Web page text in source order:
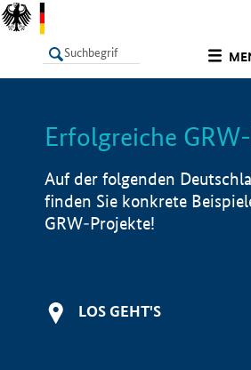
LISTE
Erfolgreiche
Auf der folgenden
finden Sie konkrete
GRW-Projekte!
LOS GEHT'S